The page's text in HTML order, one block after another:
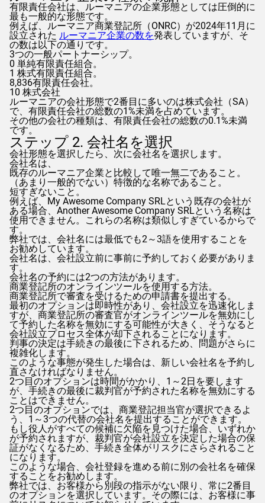
有限責任会社は、ルーマニアの企業形態としては圧倒的に
最も一般的な形態です。
例えば、ルーマニア商業登記所（ONRC）が2024年11月に
設立された ルーマニア企業の数を発表していますが、そ
の数は以下の通りです。
3つの一般パートナーシップ。
0 単純有限責任組合。
1 株式有限責任組合。
8,836有限責任会社。
10 株式会社
ルーマニアの会社形態で2番目に多いのは株式会社（SA）
で、有限責任会社の総数の1%未満を占めています。
その他の会社の種類は、有限責任会社の総数の0.1%未満
です。
ステップ 2. 会社名を選択
会社形態を選択したら、次に会社名を選択します。
会社名は、
既存のルーマニア企業と比較して唯一無二であること。
（あまり一般的でない）特徴的な名称であること。
短すぎないこと。
例えば、My Awesome Company SRLという既存の会社が
ある場合、Another Awesome Company SRLという名称は
使用できません。これらの名称は類似しすぎているからで
す。
弊社では、会社名には最低でも2～3語を使用することを
お勧めしています。
会社名は、会社設立前に事前に予約しておく必要がありま
す。
会社名の予約には2つの方法があります。
商業登記所のオンラインツールを使用する方法。
商業登記所で審査を受けるための申請書を提出する。
最初のオプションは即時性があり、会社設立を迅速化しま
すが、商業登記所の審査官がオンラインツールを無効にし
て予約した名称を無効にする可能性が大きく、そうなると
会社設立プロセス全体が却下されることになります。
判事の決定は手続きの最後に下されるため、問題がさらに
複雑化します。
このような事態が発生した場合は、新しい会社名を予約し
直さなければなりません。
2つ目のオプションは時間がかかり、1～2日を要します
が、手続きの最後に裁判官が予約された名称を無効にする
ことはできません。
2つ目のオプションでは、商業登記担当官が選択できるよ
う、1～3つの代替の会社名を提出することができます。
もし役人がすべての候補に欠陥を見つけた場合、いずれか
が予約されますが、裁判官が会社設立を決定した場合の保
証がなくなるため、手続き全体がリスクにさらされること
になります。
このような場合、会社登録を進める前に別の会社名を確保
することをお勧めします。
弊社では、お客様から別段の指示がない限り、常に2番目
のオプションを選択しています。その際には、お客様に事